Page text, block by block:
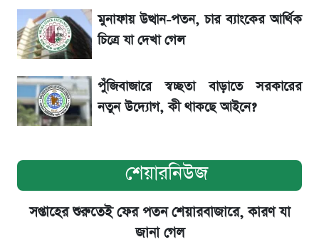
সৌদিতে বাংলাদেশিদের আকামা নবায়নে বদলে গেল
নিয়ম
মুনাফায় উত্থান-পতন, চার ব্যাংকের আর্থিক
চিত্রে যা দেখা গেল
পুঁজিবাজারে স্বচ্ছতা বাড়াতে সরকারের
নতুন উদ্যোগ, কী থাকছে আইনে?
শেয়ারনিউজ
সপ্তাহের শুরুতেই ফের পতন শেয়ারবাজারে, কারণ যা
জানা গেল